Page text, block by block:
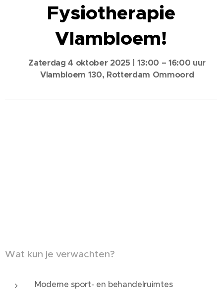
Fysiotherapie
Vlambloem!
Zaterdag 4 oktober 2025 | 13:00 – 16:00 uur
Vlambloem 130, Rotterdam Ommoord
Wat kun je verwachten?
Moderne sport- en behandelruimtes